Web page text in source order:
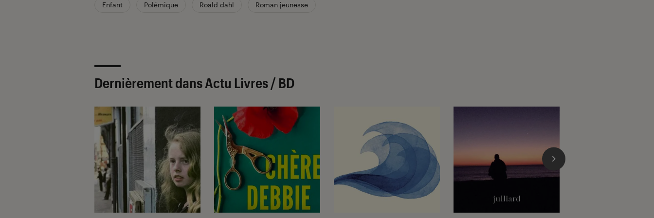
Enfant Polémique Roald dahl Roman jeunesse
Dernièrement dans Actu Livres / BD